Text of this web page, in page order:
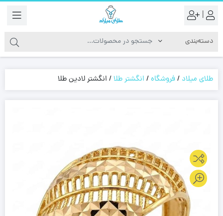
|
طلای میلاد /فروشگاه/ انگشتر طلا/ انگشتر لادین طلا